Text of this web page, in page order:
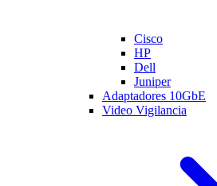
Cisco
HP
Dell
Juniper
Adaptadores 10GbE
Video Vigilancia